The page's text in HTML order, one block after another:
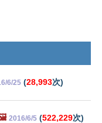
6/25 (28,993次)
2016/6/5 (522,229次)